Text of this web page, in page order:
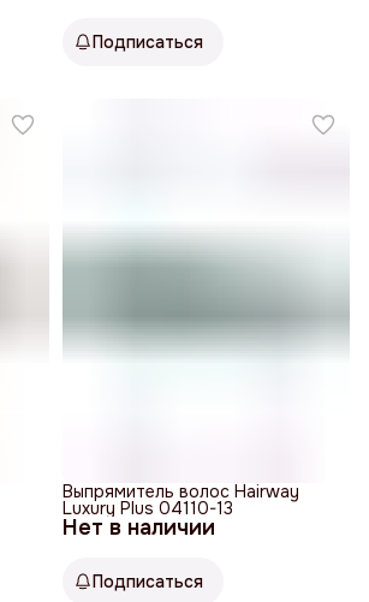
Подписаться
Нет в наличии
Выпрямитель волос Hairway
Luxury Plus 04110-13
Подписаться